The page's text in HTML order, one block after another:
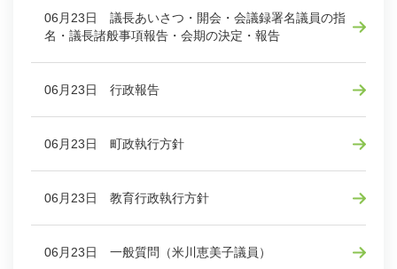
06月23日 議長あいさつ・開会・会議録署名議員の指
名・議長諸般事項報告・会期の決定・報告
06月23日 行政報告
06月23日 町政執行方針
06月23日 教育行政執行方針
06月23日 一般質問（米川恵美子議員）